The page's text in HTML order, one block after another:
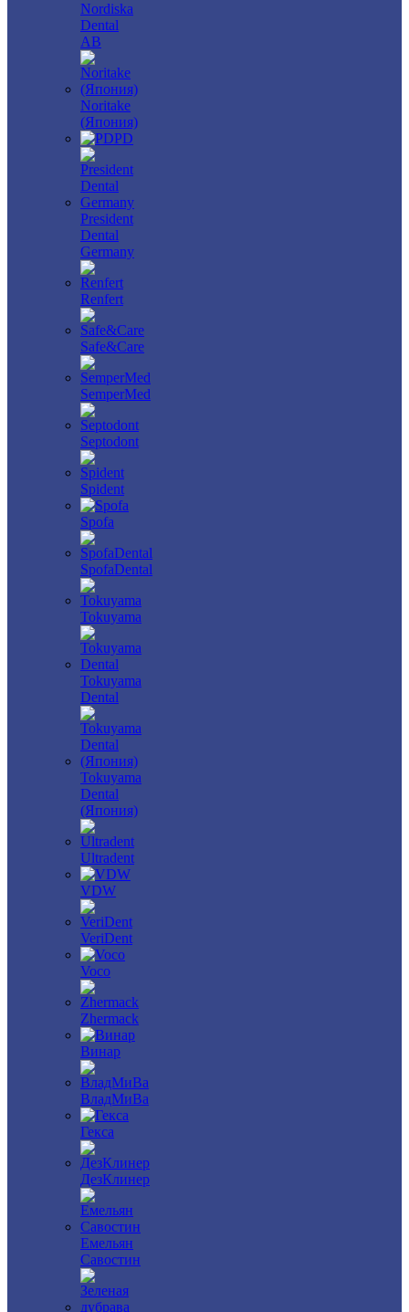
Nordiska
Dental
AB
Noritake
(Япония)
PD
President
Dental
Germany
Renfert
Safe&Care
SemperMed
Septodont
Spident
Spofa
SpofaDental
Tokuyama
Tokuyama
Dental
Tokuyama
Dental
(Япония)
Ultradent
VDW
VeriDent
Voco
Zhermack
Винар
ВладМиВа
Гекса
ДезКлинер
Емельян
Савостин